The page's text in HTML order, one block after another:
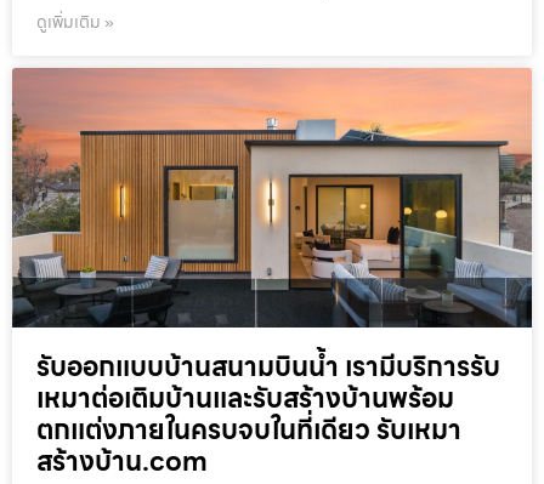
ดูเพิ่มเติม »
รับออกแบบบ้านสนามบินน้ำ เรามีบริการรับ
เหมาต่อเติมบ้านและรับสร้างบ้านพร้อม
ตกแต่งภายในครบจบในที่เดียว รับเหมา
สร้างบ้าน.com